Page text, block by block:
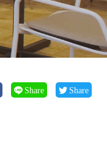
Share Share